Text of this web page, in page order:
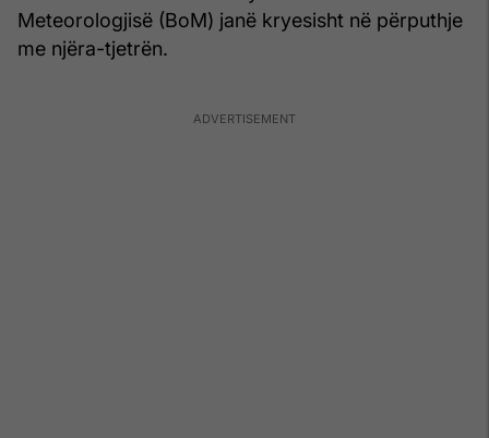
Meteorologjisë (BoM) janë kryesisht në përputhje
me njëra-tjetrën.